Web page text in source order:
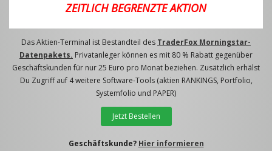
ZEITLICH BEGRENZTE AKTION
Das Aktien-Terminal ist Bestandteil des TraderFox Morningstar-
Datenpakets. Privatanleger können es mit 80 % Rabatt gegenüber
Geschäftskunden für nur 25 Euro pro Monat beziehen. Zusätzlich erhälst
Du Zugriff auf 4 weitere Software-Tools (aktien RANKINGS, Portfolio,
Systemfolio und PAPER)
Jetzt Bestellen
Geschäftskunde? Hier informieren